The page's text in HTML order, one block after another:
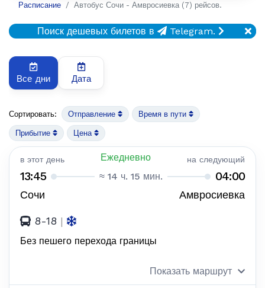
Расписание Автобус Сочи - Амвросиевка (7) рейсов.
Поиск дешевых билетов в Telegram.
Все дни Дата
Сортировать: Отправление Время в пути
Прибытие Цена
в этот день Ежедневно на следующий
13:45 ≈ 14 ч. 15 мин. 04:00
Сочи Амвросиевка
8-18 |
Без пешего перехода границы
Показать маршрут